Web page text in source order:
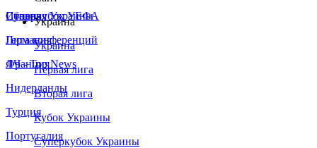
Сборная Украины
Италия
Германия
Франция
Нидерланды
Турция
Португалия
Суперкубок УЕФА
Лига конференций
ЛЧ - Top News
Украина
Украина
Первая лига
Вторая лига
Кубок Украины
Суперкубок Украины